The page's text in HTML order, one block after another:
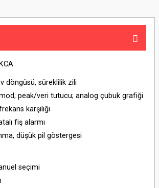
döngüsü, süreklilik zili
peak/veri tutucu; analog çubuk grafiği
karşılığı
fiş alarmı
düşük pil göstergesi
seçimi